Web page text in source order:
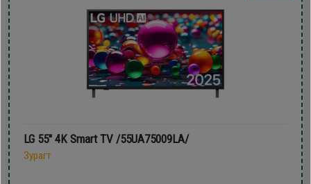
LG 55'' 4K Smart TV /55UA75009LA/
Зурагт